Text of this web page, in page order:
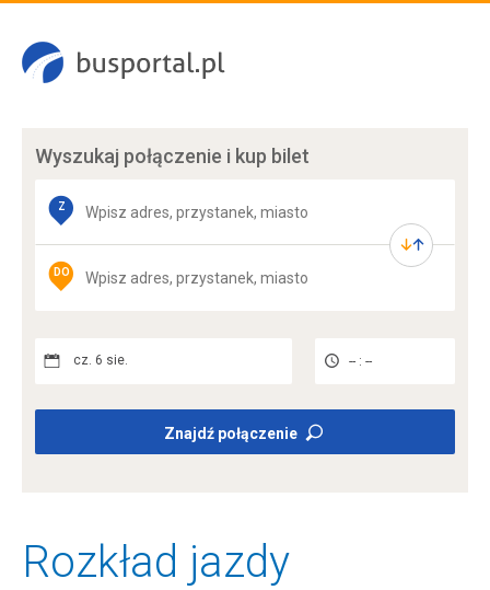
Wyszukaj połączenie i kup bilet
Z
DO
cz. 6 sie. -- : --
Znajdź połączenie
Rozkład jazdy